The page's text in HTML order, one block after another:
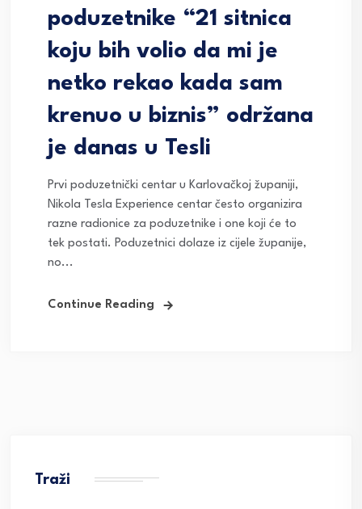
poduzetnike “21 sitnica
koju bih volio da mi je
netko rekao kada sam
krenuo u biznis” održana
je danas u Tesli
Prvi poduzetnički centar u Karlovačkoj županiji,
Nikola Tesla Experience centar često organizira
razne radionice za poduzetnike i one koji će to
tek postati. Poduzetnici dolaze iz cijele županije,
no...
Continue Reading
Traži